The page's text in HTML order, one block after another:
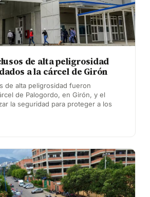
de alta peligrosidad
a la cárcel de Girón
de alta peligrosidad fueron
de Palogordo, en Girón, y el
la seguridad para proteger a los